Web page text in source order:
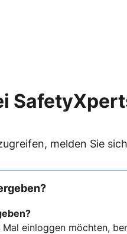
melden Sie
Mal einloggen möchten,